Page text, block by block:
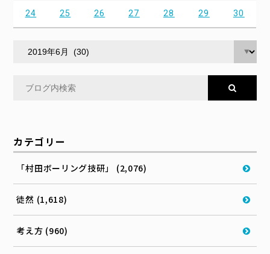
24 25 26 27 28 29 30
カテゴリー
「村田ボーリング技研」 (2,076)
徒然 (1,618)
考え方 (960)